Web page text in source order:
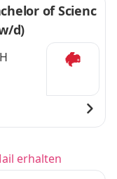
of Scienc
d)
erhalten